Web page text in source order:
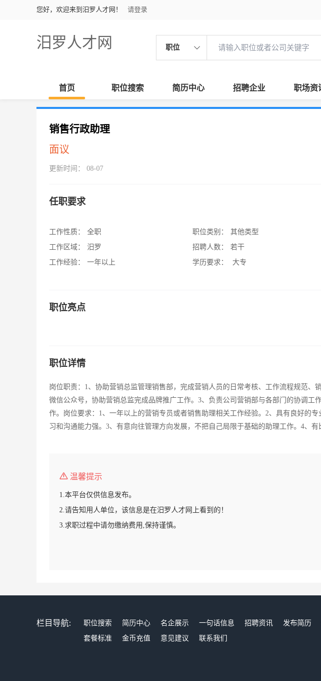
您好，欢迎来到汨罗人才网！ 请登录
汨罗人才网 职位
首页 职位搜索 简历中心 招聘企业 职场资
销售行政助理
面议
更新时间： 08-07
任职要求
工作性质：
全职
工作区域：
汨罗
工作经验：
一年以上
职位类别：
其他类型
招聘人数：
若干
学历要求：
大专
职位亮点
职位详情
岗位职责：1、协助营销总监管理销售部，完成营销人员的日常考核、工作流程规范、
微信公众号，协助营销总监完成品牌推广工作。3、负责公司营销部与各部门的协调工
作。岗位要求：1、一年以上的营销专员或者销售助理相关工作经验。2、具有良好的
习和沟通能力强。3、有意向往管理方向发展，不把自己局限于基础的助理工作。4、有
温馨提示
1.本平台仅供信息发布。
2.请告知用人单位，该信息是在汨罗人才网上看到的！
3.求职过程中请勿缴纳费用,保持谨慎。
栏目导航: 职位搜索 简历中心 名企展示 一句话信息 招聘资讯 发布简历
套餐标准
金币充值 意见建议 联系我们